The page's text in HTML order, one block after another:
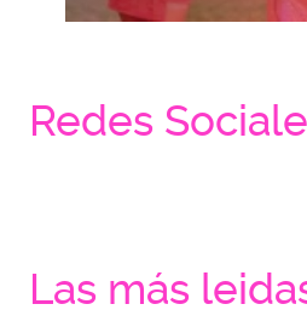
Redes
Las más